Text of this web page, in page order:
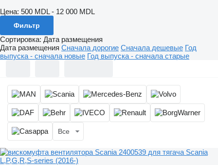
Цена: 500 MDL - 12 000 MDL
Фильтр
Сортировка: Дата размещения
Дата размещения Сначала дорогие Сначала дешевые Год
выпуска - сначала новые Год выпуска - сначала старые
Все